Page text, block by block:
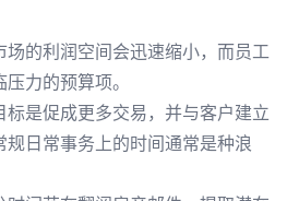
的利润空间会迅速缩小，而员工
力的预算项。
是促成更多交易，并与客户建立
日常事务上的时间通常是种浪